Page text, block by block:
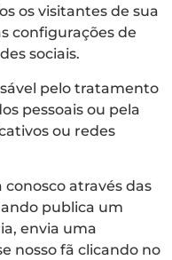
os visitantes de sua
configurações de
sociais.
pelo tratamento
pessoais ou pela
ou redes
conosco através das
publica um
envia uma
nosso fã clicando no